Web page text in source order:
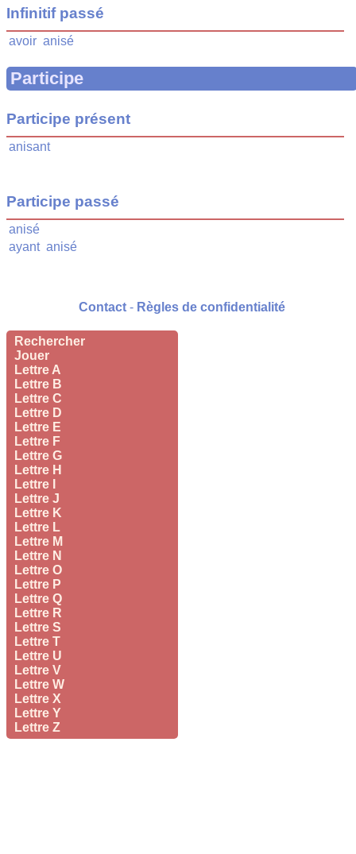
Rechercher
Jouer
Lettre A
Lettre B
Lettre C
Lettre D
Lettre E
Lettre F
Lettre G
Lettre H
Lettre I
Lettre J
Lettre K
Lettre L
Lettre M
Lettre N
Lettre O
Lettre P
Lettre Q
Lettre R
Lettre S
Lettre T
Lettre U
Lettre V
Lettre W
Lettre X
Lettre Y
Lettre Z
Infinitif passé
avoir anisé
Participe
Participe présent
anisant
Participe passé
anisé
ayant anisé
Contact - Règles de confidentialité